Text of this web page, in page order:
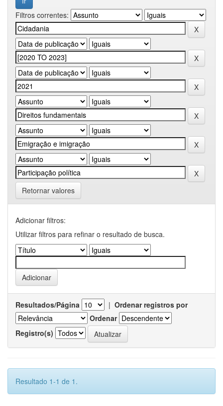
Filtros correntes:
Retornar valores
Adicionar filtros:
Utilizar filtros para refinar o resultado de busca.
Resultados/Página | Ordenar registros por
Ordenar
Registro(s)
Resultado 1-1 de 1.